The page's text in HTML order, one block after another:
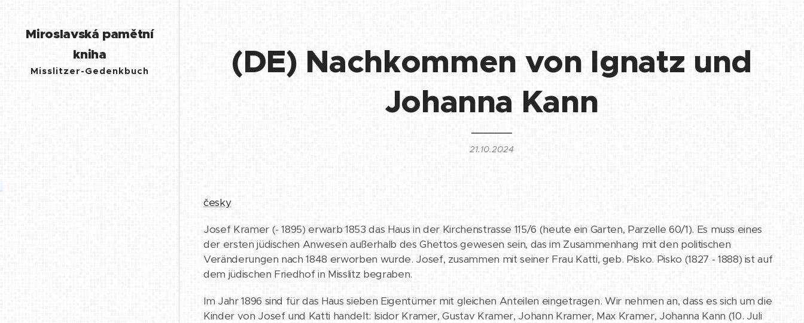
Miroslavská pamětní
kniha
Misslitzer-Gedenkbuch
(DE) Nachkommen von Ignatz und
Johanna Kann
21.10.2024
česky
Josef Kramer (- 1895) erwarb 1853 das Haus in der Kirchenstrasse 115/6 (heute ein Garten, Parzelle 60/1). Es muss eines
der ersten jüdischen Anwesen außerhalb des Ghettos gewesen sein, das im Zusammenhang mit den politischen
Veränderungen nach 1848 erworben wurde. Josef, zusammen mit seiner Frau Katti, geb. Pisko. Pisko (1827 - 1888) ist auf
dem jüdischen Friedhof in Misslitz begraben.
Im Jahr 1896 sind für das Haus sieben Eigentümer mit gleichen Anteilen eingetragen. Wir nehmen an, dass es sich um die
Kinder von Josef und Katti handelt: Isidor Kramer, Gustav Kramer, Johann Kramer, Max Kramer, Johanna Kann (10. Juli